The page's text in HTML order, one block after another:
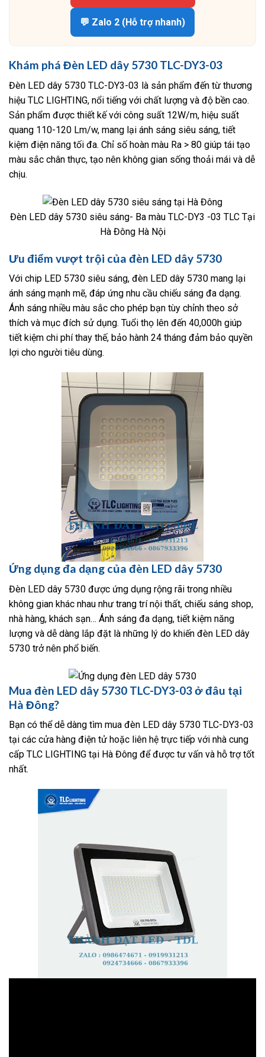
💬 Zalo 2 (Hỗ trợ nhanh)
Khám phá Đèn LED dây 5730 TLC-DY3-03
Đèn LED dây 5730 TLC-DY3-03 là sản phẩm đến từ thương
hiệu TLC LIGHTING, nổi tiếng với chất lượng và độ bền cao.
Sản phẩm được thiết kế với công suất 12W/m, hiệu suất
quang 110-120 Lm/w, mang lại ánh sáng siêu sáng, tiết
kiệm điện năng tối đa. Chỉ số hoàn màu Ra > 80 giúp tái tạo
màu sắc chân thực, tạo nên không gian sống thoải mái và dễ
chịu.
Đèn LED dây 5730 siêu sáng- Ba màu TLC-DY3 -03 TLC Tại
Hà Đông Hà Nội
Ưu điểm vượt trội của đèn LED dây 5730
Với chip LED 5730 siêu sáng, đèn LED dây 5730 mang lại
ánh sáng mạnh mẽ, đáp ứng nhu cầu chiếu sáng đa dạng.
Ánh sáng nhiều màu sắc cho phép bạn tùy chỉnh theo sở
thích và mục đích sử dụng. Tuổi thọ lên đến 40,000h giúp
tiết kiệm chi phí thay thế, bảo hành 24 tháng đảm bảo quyền
lợi cho người tiêu dùng.
Ứng dụng đa dạng của đèn LED dây 5730
Đèn LED dây 5730 được ứng dụng rộng rãi trong nhiều
không gian khác nhau như trang trí nội thất, chiếu sáng shop,
nhà hàng, khách sạn… Ánh sáng đa dạng, tiết kiệm năng
lượng và dễ dàng lắp đặt là những lý do khiến đèn LED dây
5730 trở nên phổ biến.
Mua đèn LED dây 5730 TLC-DY3-03 ở đâu tại
Hà Đông?
Bạn có thể dễ dàng tìm mua đèn LED dây 5730 TLC-DY3-03
tại các cửa hàng điện tử hoặc liên hệ trực tiếp với nhà cung
cấp TLC LIGHTING tại Hà Đông để được tư vấn và hỗ trợ tốt
nhất.